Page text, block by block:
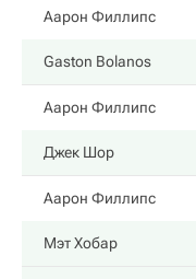
Аарон Филлипс
Gaston Bolanos
Аарон Филлипс
Джек Шор
Аарон Филлипс
Мэт Хобар